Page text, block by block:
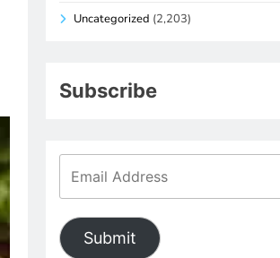
Uncategorized (2,203)
Subscribe
Submit